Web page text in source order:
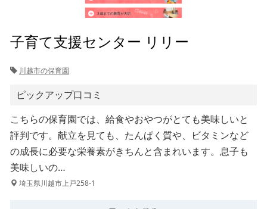
子育て支援センター リリー
川越市の保育園
ピックアップ口コミ
こちらの保育園では、給食やおやつがとても美味しいと
評判です。献立を見ても、たんぱく質や、ビタミンなど
の成長に必要な栄養素がきちんと含まれいます。息子も
美味しいの…
埼玉県川越市上戸258-1